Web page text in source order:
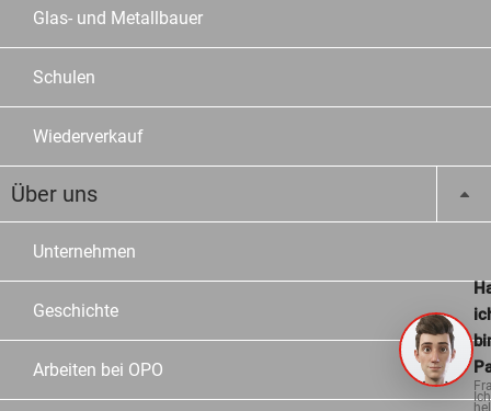
Glas- und Metallbauer
Schulen
Wiederverkauf
Über uns
Unternehmen
Geschichte
Arbeiten bei OPO
Ich